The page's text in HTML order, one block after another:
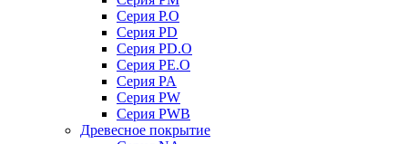
Серия P.O
Серия PD
Серия PD.O
Серия PE.O
Серия PA
Серия PW
Серия PWB
Древесное покрытие